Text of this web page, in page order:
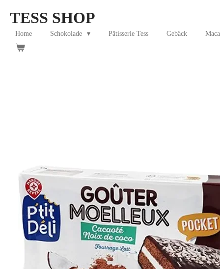
main
content
TESS SHOP
Home Schokolade Pâtisserie Tess Gebäck